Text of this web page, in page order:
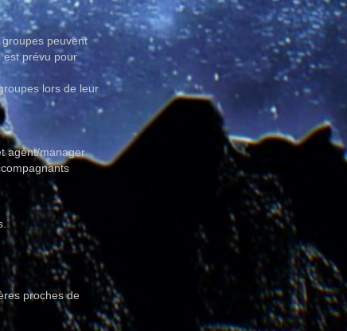
groupes peuvent
est prévu pour
lors de leur
agent/manager
proches de